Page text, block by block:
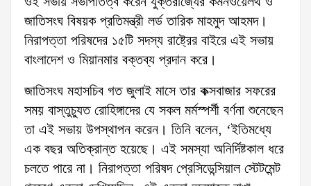
জাতিসংঘ বিষয়ক প্রতিমন্ত্রী লর্ড তারিক মাহমুদ আহমদ।
নিরাপত্তা পরিষদের ১৫টি সদস্য রাষ্ট্রের বাইরে এই সভায়
বাংলাদেশ ও মিয়ানমার বক্তব্য প্রদান করে।
জাতিসংঘ মহাসচিব গত জুলাই মাসে তার কক্সবাজার সফরের
সময় বাস্তুচ্যুত রোহিঙ্গাদের যে সকল মর্মস্পর্শী বর্ণনা শুনেছেন
তা এই সভায় উপস্থাপন করেন। তিনি বলেন, ‘ইতিমধ্যে
এক বছর অতিক্রান্ত হয়েছে। এই সমস্যা অনির্দিষ্টকাল ধরে
চলতে পারে না। নিরাপত্তা পরিষদ প্রেসিডেন্সিয়াল স্টেটমেন্ট